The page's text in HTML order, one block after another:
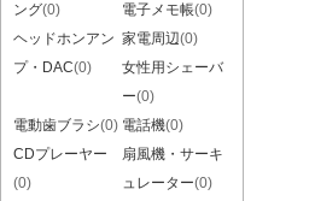
ング(0)
電子メモ帳(0)
ヘッドホンアン
プ・DAC(0)
家電周辺(0)
女性用シェーバ
ー(0)
電動歯ブラシ(0) 電話機(0)
CDプレーヤー
(0)
扇風機・サーキ
ュレーター(0)